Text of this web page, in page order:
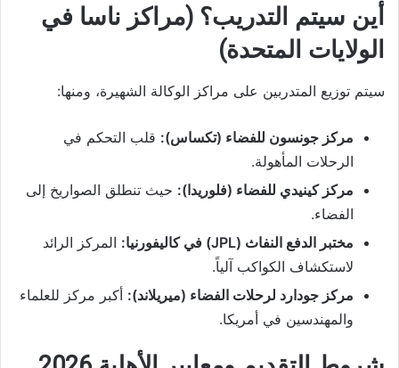
أين سيتم التدريب؟ (مراكز ناسا في
الولايات المتحدة)
سيتم توزيع المتدربين على مراكز الوكالة الشهيرة، ومنها:
مركز جونسون للفضاء (تكساس): قلب التحكم في
الرحلات المأهولة.
مركز كينيدي للفضاء (فلوريدا): حيث تنطلق الصواريخ إلى
الفضاء.
مختبر الدفع النفاث (JPL) في كاليفورنيا:
المركز الرائد
لاستكشاف الكواكب آلياً.
مركز جودارد لرحلات الفضاء (ميريلاند): أكبر مركز للعلماء
والمهندسين في أمريكا.